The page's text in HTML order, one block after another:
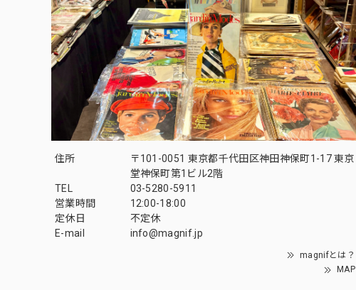
住所
〒101-0051 東京都千代田区神田神保町1-17 東京
堂神保町第1ビル2階
TEL
03-5280-5911
営業時間
12:00-18:00
定休日
不定休
E-mail
info@magnif.jp
magnifとは？
MAP